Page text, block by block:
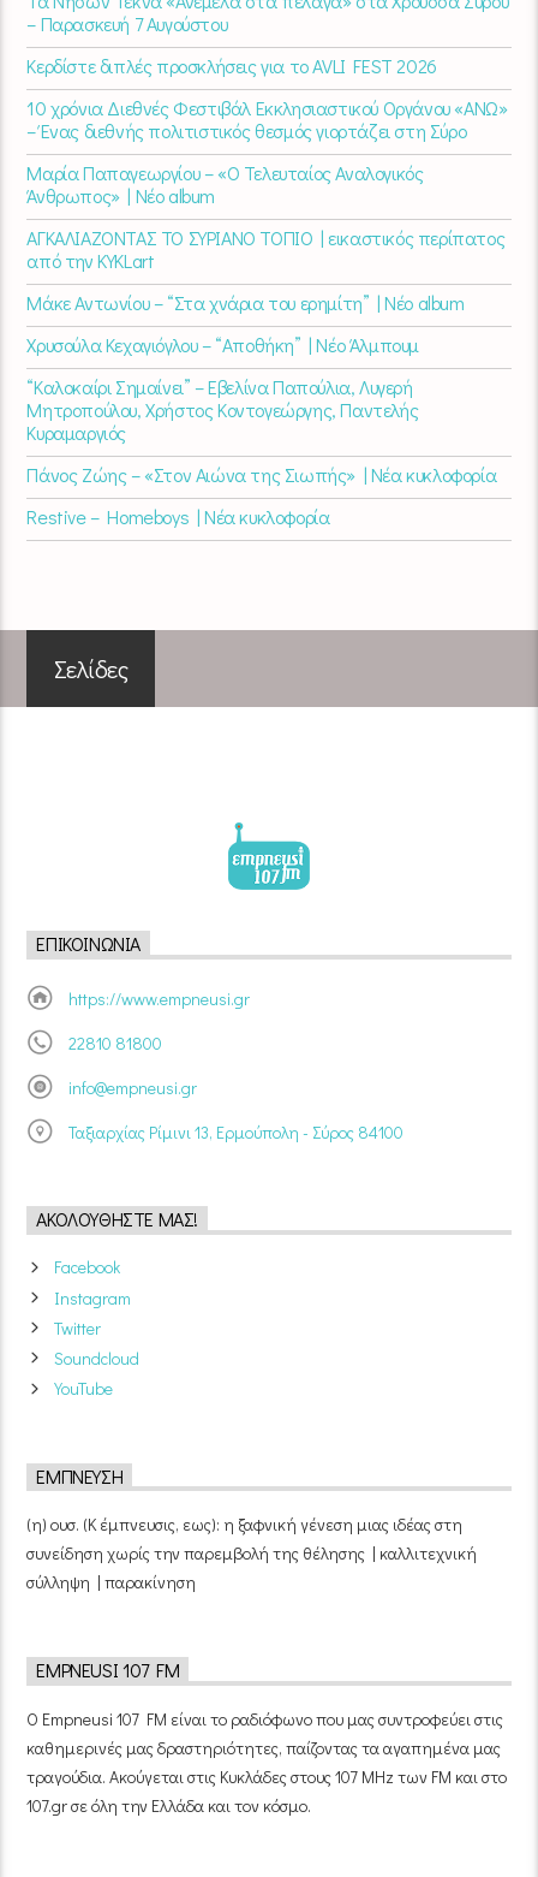
– Παρασκευή 7 Αυγούστου
Κερδίστε διπλές προσκλήσεις για το AVLI FEST 2026
10 χρόνια Διεθνές Φεστιβάλ Εκκλησιαστικού Οργάνου «ΑΝΩ»
– Ένας διεθνής πολιτιστικός θεσμός γιορτάζει στη Σύρο​
Μαρία Παπαγεωργίου – «Ο Τελευταίος Αναλογικός
Άνθρωπος» | Νέο album
ΑΓΚΑΛΙΑΖΟΝΤΑΣ ΤΟ ΣΥΡΙΑΝΟ ΤΟΠΙΟ | εικαστικός περίπατος
από την KYKLart
Μάκε Αντωνίου – “Στα χνάρια του ερημίτη” | Νέο album
Χρυσούλα Κεχαγιόγλου – “Αποθήκη” | Νέο Άλμπουμ
“Καλοκαίρι Σημαίνει” – Εβελίνα Παπούλια, Λυγερή
Μητροπούλου, Χρήστος Κοντογεώργης, Παντελής
Κυραμαργιός
Πάνος Ζώης – «Στον Αιώνα της Σιωπής» | Νέα κυκλοφορία
Restive – Homeboys | Νέα κυκλοφορία
Σελίδες
ΕΠΙΚΟΙΝΩΝΊΑ
https://www.empneusi.gr
22810 81800
info@empneusi.gr
Ταξιαρχίας Ρίμινι 13, Ερμούπολη - Σύρος 84100
ΑΚΟΛΟΥΘΉΣΤΕ ΜΑΣ!
Facebook
Instagram
Twitter
Soundcloud
YouTube
ΈΜΠΝΕΥΣΗ
(η) ουσ. (Κ έμπνευσις, εως): η ξαφνική γένεση μιας ιδέας στη
συνείδηση χωρίς την παρεμβολή της θέλησης | καλλιτεχνική
σύλληψη | παρακίνηση
EMPNEUSI 107 FM
Ο Empneusi 107 FM είναι το ραδιόφωνο που μας συντροφεύει στις
καθημερινές μας δραστηριότητες, παίζοντας τα αγαπημένα μας
τραγούδια. Ακούγεται στις Κυκλάδες στους 107 MHz των FM και στο
107.gr σε όλη την Ελλάδα και τον κόσμο.